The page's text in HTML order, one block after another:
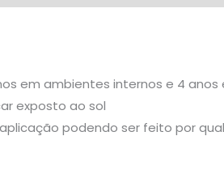
em ambientes internos e 4
exposto ao sol
podendo ser feito por